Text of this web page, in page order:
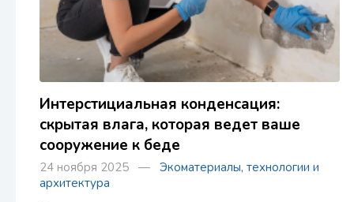
Интерстициальная конденсация:
скрытая влага, которая ведет ваше
сооружение к беде
24 ноября 2025 — Экоматериалы, технологии и
архитектура